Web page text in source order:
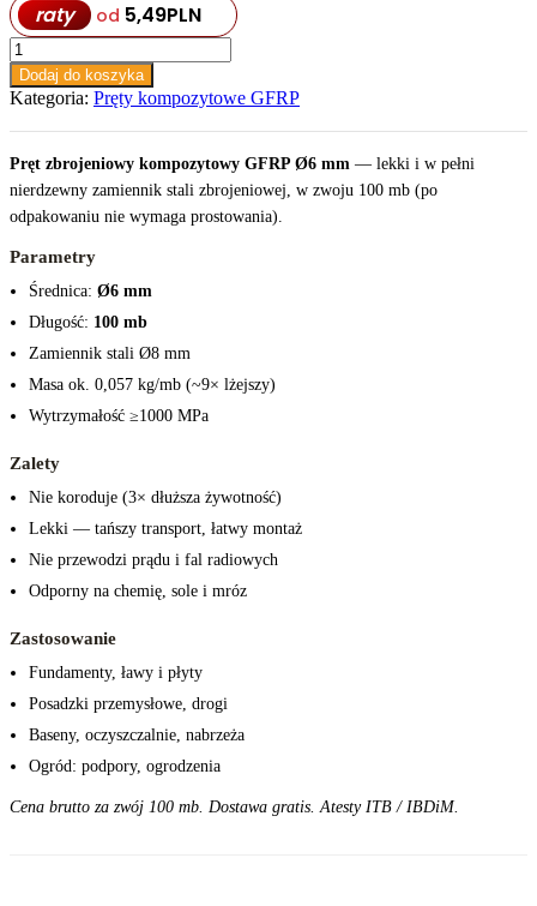
raty od 5,49PLN
ilość
Pręt
zbrojeniowy
GFRP
Ø6
mm
–
zwój
100
Dodaj do koszyka
Kategoria: Pręty kompozytowe GFRP
Pręt zbrojeniowy kompozytowy GFRP Ø6 mm — lekki i w pełni
nierdzewny zamiennik stali zbrojeniowej, w zwoju 100 mb (po
odpakowaniu nie wymaga prostowania).
Parametry
Średnica: Ø6 mm
Długość: 100 mb
Zamiennik stali Ø8 mm
Masa ok. 0,057 kg/mb (~9× lżejszy)
Wytrzymałość ≥1000 MPa
Zalety
Nie koroduje (3× dłuższa żywotność)
Lekki — tańszy transport, łatwy montaż
Nie przewodzi prądu i fal radiowych
Odporny na chemię, sole i mróz
Zastosowanie
Fundamenty, ławy i płyty
Posadzki przemysłowe, drogi
Baseny, oczyszczalnie, nabrzeża
Ogród: podpory, ogrodzenia
Cena brutto za zwój 100 mb. Dostawa gratis. Atesty ITB / IBDiM.